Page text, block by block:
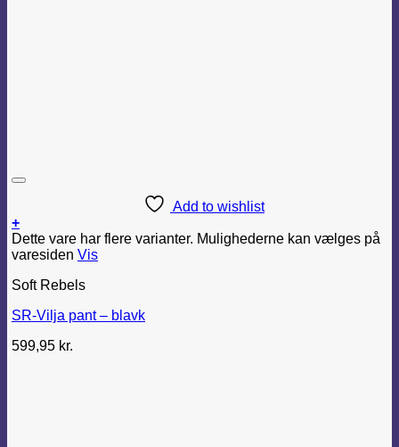
Add to wishlist
+
Dette vare har flere varianter. Mulighederne kan vælges på
varesiden Vis
Soft Rebels
SR-Vilja pant – blavk
599,95 kr.